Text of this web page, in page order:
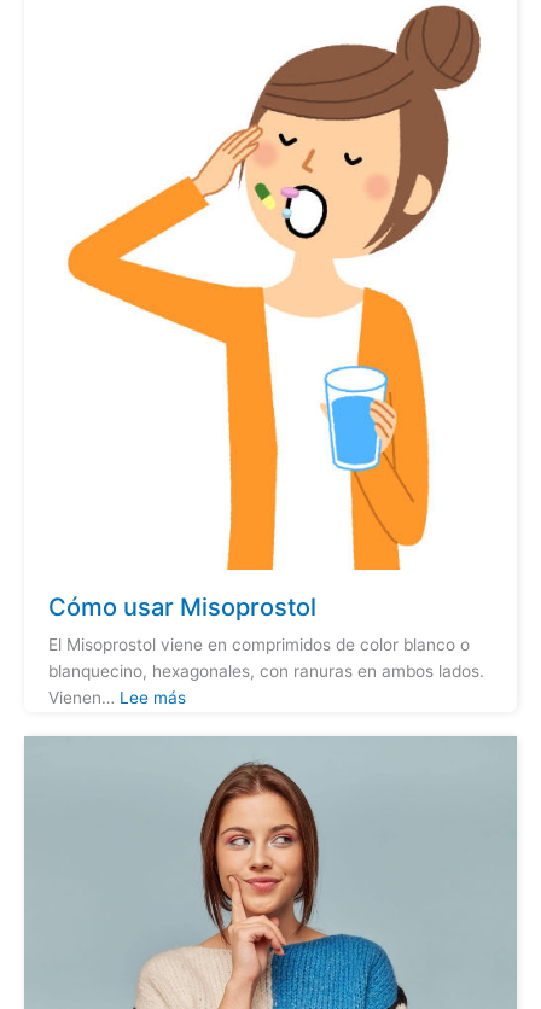
Cómo usar Misoprostol
El Misoprostol viene en comprimidos de color blanco o
blanquecino, hexagonales, con ranuras en ambos lados.
Vienen… Lee más